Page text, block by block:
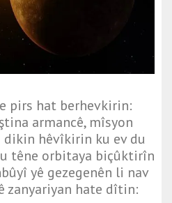
pirs hat berhevkirin:
armancê, mîsyon
dikin hêvîkirin ku ev du
têne orbitaya biçûktirîn
yê gezegenên li nav
zanyariyan hate dîtin: